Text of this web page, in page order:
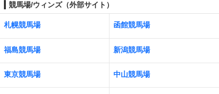
競馬場/ウィンズ（外部サイト）
札幌競馬場 函館競馬場
福島競馬場 新潟競馬場
東京競馬場 中山競馬場